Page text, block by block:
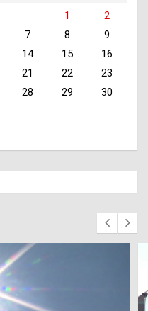
1
2
7 8
9
14 15
16
21 22
23
28 29
30